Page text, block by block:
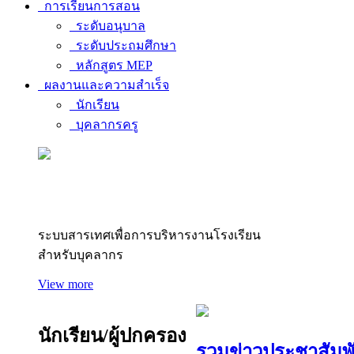
การเรียนการสอน
ระดับอนุบาล
ระดับประถมศึกษา
หลักสูตร MEP
ผลงานและความสำเร็จ
นักเรียน
บุคลากรครู
ระบบสารเทศเพื่อการบริหารงานโรงเรียน
สำหรับบุคลากร
View more
นักเรียน/ผู้ปกครอง